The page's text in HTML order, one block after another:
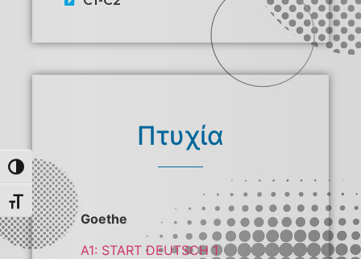
Εναλλαγή Υψηλής Αντίθεσης
Εναλλαγή Μεγέθους Γραμμάτων
Πτυχία
Goethe
A1: START DEUTSCH 1